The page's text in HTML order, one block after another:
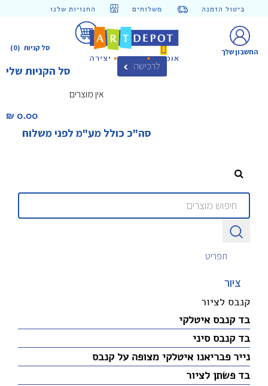
ביטול הזמנה משלוחים החנויות שלנו
(0) סל קניות
סל הקניות שלי לרכישה
אין מוצרים
0.00 ₪‎
סה"כ כולל מע"מ לפני משלוח
החשבון שלך
תפריט
ציור
קנבס לציור
בד קנבס איטלקי
בד קנבס סיני
נייר פבריאנו איטלקי מצופה על קנבס
בד פשתן לציור